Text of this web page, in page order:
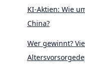
KI-Aktien: Wie
China?
Wer gewinnt?